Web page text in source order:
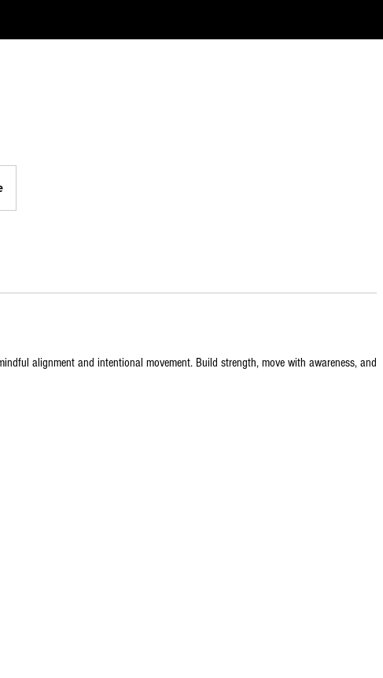
alignment and intentional movement. Build strength, move with awareness, and